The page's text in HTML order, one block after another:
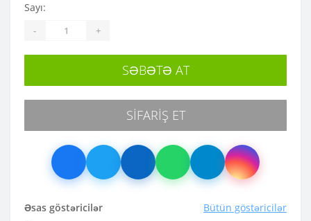
Əsas göstəricilər Bütün göstəricilər
Sayı:
- +
SƏBƏTƏ AT
SIFARIŞ ET